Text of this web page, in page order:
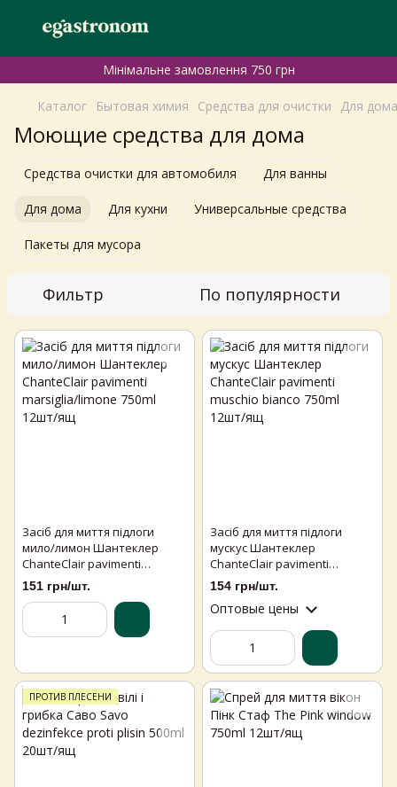
Мінімальне замовлення 750 грн
Каталог Бытовая химия Средства для очистки Для дома
Моющие средства для дома
Средства очистки для автомобиля Для ванны
Для дома Для кухни Универсальные средства
Пакеты для мусора
Фильтр По популярности
Засіб для миття підлоги
мило/лимон Шантеклер
ChanteClair pavimenti
marsiglia/limone 750ml 12шт/
ящ
151 грн/шт.
Засіб для миття підлоги
мускус Шантеклер
ChanteClair pavimenti
muschio bianco 750ml 12шт/
ящ
154 грн/шт.
Оптовые цены
ПРОТИВ ПЛЕСЕНИ